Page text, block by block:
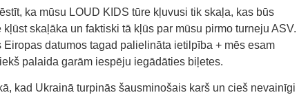
ka mūsu LOUD KIDS tūre kļuvusi tik skaļa, kas būs
skaļāka un faktiski tā kļūs par mūsu pirmo turneju ASV.
datumos tagad palielināta ietilpība + mēs esam
palaida garām iespēju iegādāties biļetes.
kad Ukrainā turpinās šausminošais karš un cieš nevainīgi